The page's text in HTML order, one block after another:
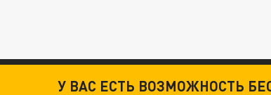
У ВАС ЕСТЬ ВОЗМОЖНОСТЬ